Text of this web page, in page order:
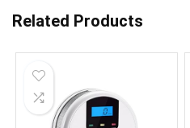
Related Products